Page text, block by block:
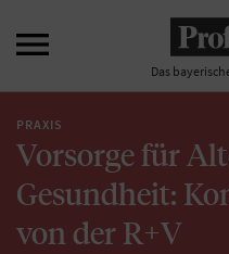

Das
PRAXIS
Vorsorge für
Gesundheit:
von der R+V